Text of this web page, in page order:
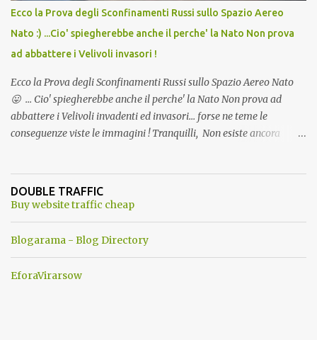
Ecco la Prova degli Sconfinamenti Russi sullo Spazio Aereo
Nato :) ...Cio' spiegherebbe anche il perche' la Nato Non prova
ad abbattere i Velivoli invasori !
Ecco la Prova degli Sconfinamenti Russi sullo Spazio Aereo Nato
😛 ... Cio' spiegherebbe anche il perche' la Nato Non prova ad
abbattere i Velivoli invadenti ed invasori... forse ne teme le
conseguenze viste le immagini ! Tranquilli, Non esiste ancora
ancora una fantasia Nato o forse una "False Flag", per provocare
una guerra mondiale che difficilmente da menti sane, potrebbe
DOUBLE TRAFFIC
Buy website traffic cheap
Blogarama - Blog Directory
EforaVirarsow